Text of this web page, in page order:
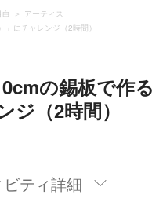
アーティス
にチャレンジ（2時間）
の錫板で作
（2時間）
ティ詳細